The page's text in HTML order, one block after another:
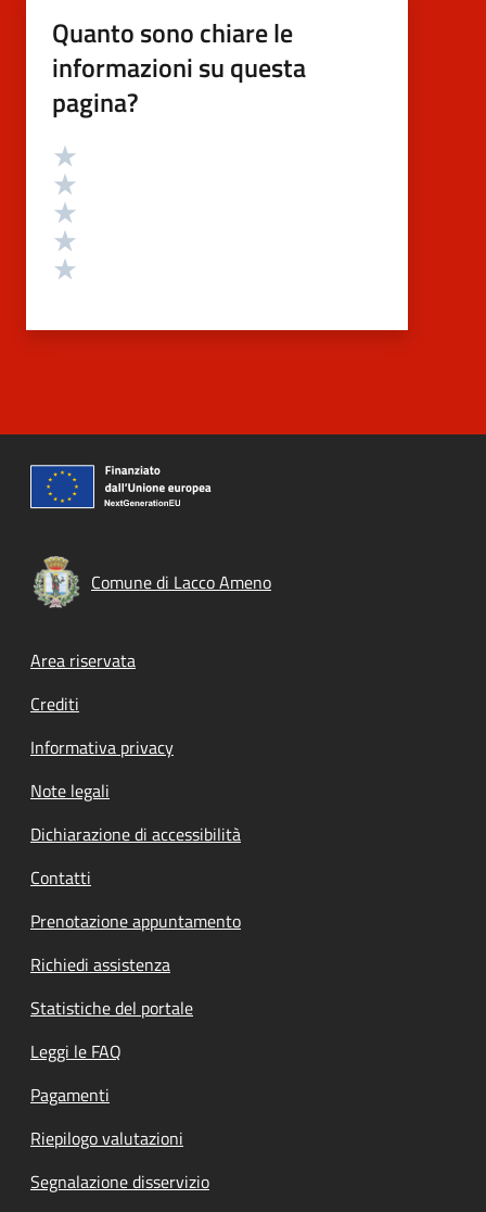
Quanto sono chiare le
informazioni su questa
pagina?
Valutazione
Comune di Lacco Ameno
Footer menu
Area riservata
Crediti
Informativa privacy
Note legali
Dichiarazione di accessibilità
Contatti
Prenotazione appuntamento
Richiedi assistenza
Statistiche del portale
Leggi le FAQ
Pagamenti
Riepilogo valutazioni
Segnalazione disservizio